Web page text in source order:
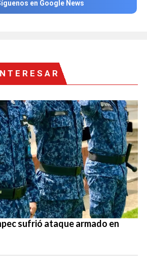
en Google News
sufrió ataque armado en